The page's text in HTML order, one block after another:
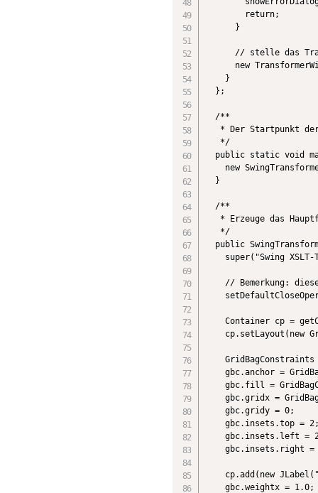
        return;
      }
// stelle das
new
    }
  };
  /**
* Der Startpunkt
   */
public static void
new
  }
  /**
* Erzeuge das
   */
public
super("Swing XSLT-
// Bemerkung:
Container cp =
cp.setLayout(new
gbc.anchor =
gbc.fill =
gbc.gridx =
    gbc.gridy = 0;
gbc.insets.top =
gbc.insets.left =
gbc.insets.right =
cp.add(new
    gbc.weightx = 1.0;